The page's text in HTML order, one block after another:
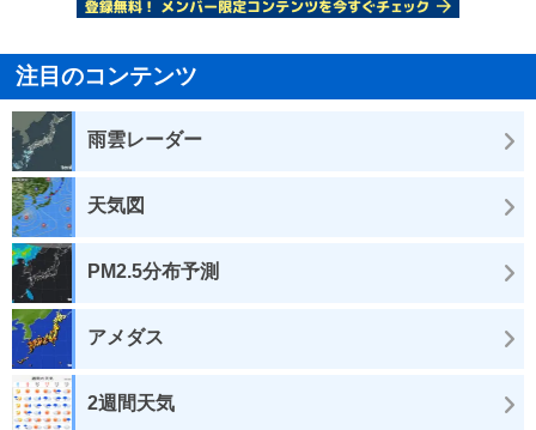
注目のコンテンツ
雨雲レーダー
天気図
PM2.5分布予測
アメダス
2週間天気